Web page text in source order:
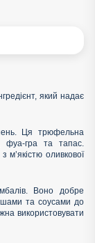
який надає
Ця трюфельна
фуа-гра та тапас.
оливкової
Воно добре
та соусами до
використовувати